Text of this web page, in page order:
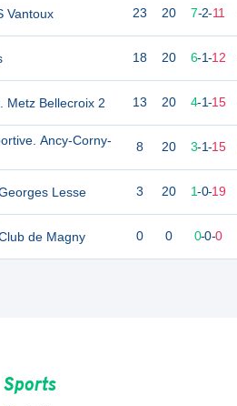
Vantoux
Metz Bellecroix 2
Ancy-Corny-
Lesse
de Magny
23 20 7-2-11
18 20 6-1-12
13 20 4-1-15
8 20 3-1-15
3 20 1-0-19
0 0 0-0-0
Sports